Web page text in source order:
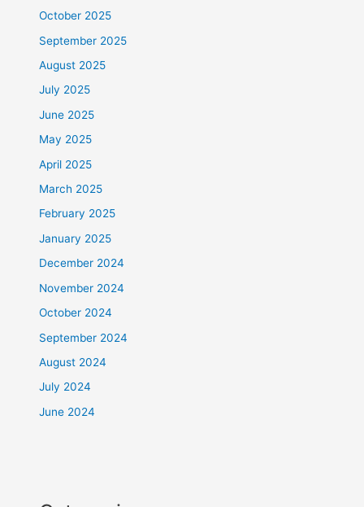
October 2025
September 2025
August 2025
July 2025
June 2025
May 2025
April 2025
March 2025
February 2025
January 2025
December 2024
November 2024
October 2024
September 2024
August 2024
July 2024
June 2024